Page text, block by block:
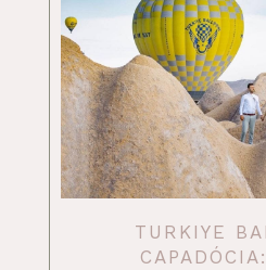
TURKIYE